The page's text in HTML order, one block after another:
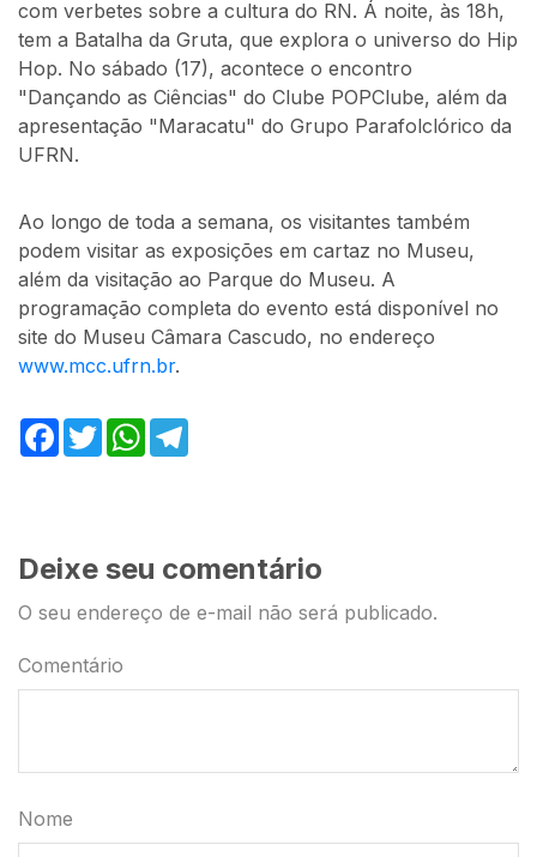
com verbetes sobre a cultura do RN. Á noite, às 18h,
tem a Batalha da Gruta, que explora o universo do Hip
Hop. No sábado (17), acontece o encontro
"Dançando as Ciências" do Clube POPClube, além da
apresentação "Maracatu" do Grupo Parafolclórico da
UFRN.
Ao longo de toda a semana, os visitantes também
podem visitar as exposições em cartaz no Museu,
além da visitação ao Parque do Museu. A
programação completa do evento está disponível no
site do Museu Câmara Cascudo, no endereço
www.mcc.ufrn.br.
Facebook
Twitter WhatsApp
Deixe seu comentário
O seu endereço de e-mail não será publicado.
Comentário
Nome